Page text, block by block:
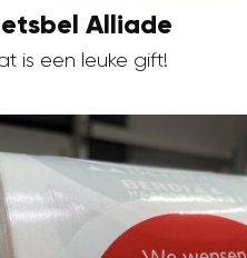
Alliade
is een leuke gift!